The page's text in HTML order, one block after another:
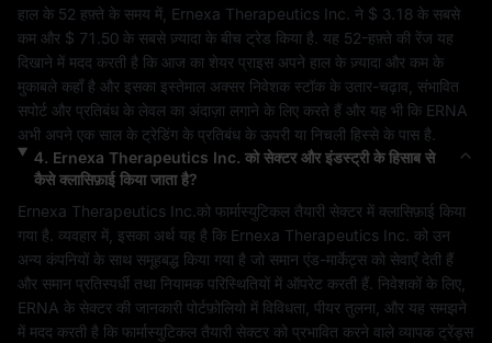
हाल के 52 हफ़्ते के समय में, Ernexa Therapeutics Inc. ने $ 3.18 के सबसे
कम और $ 71.50 के सबसे ज़्यादा के बीच ट्रेड किया है. यह 52-हफ़्ते की रेंज यह
दिखाने में मदद करती है कि आज का शेयर प्राइस अपने हाल के ज़्यादा और कम के
मुकाबले कहाँ है और इसका इस्तेमाल अक्सर निवेशक स्टॉक के उतार-चढ़ाव, संभावित
सपोर्ट और प्रतिबंध के लेवल का अंदाज़ा लगाने के लिए करते हैं और यह भी कि ERNA
अभी अपने एक साल के ट्रेडिंग के प्रतिबंध के ऊपरी या निचली हिस्से के पास है.
4. Ernexa Therapeutics Inc. को सेक्टर और इंडस्ट्री के हिसाब से
कैसे क्लासिफ़ाई किया जाता है?
Ernexa Therapeutics Inc. को फार्मास्युटिकल तैयारी सेक्टर में क्लासिफ़ाई किया
गया है. व्यवहार में, इसका अर्थ यह है कि Ernexa Therapeutics Inc. को उन
अन्य कंपनियों के साथ समूहबद्ध किया गया है जो समान एंड-मार्केट्स को सेवाएँ देती हैं
ERNA के सेक्टर की जानकारी पोर्टफ़ोलियो में विविधता, पीयर तुलना, और यह समझने
में मदद करती है कि फार्मास्युटिकल तैयारी